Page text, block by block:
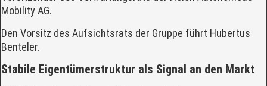
Mobility AG.
Den Vorsitz des Aufsichtsrats der Gruppe führt Hubertus
Benteler.
Stabile Eigentümerstruktur als Signal an den Markt